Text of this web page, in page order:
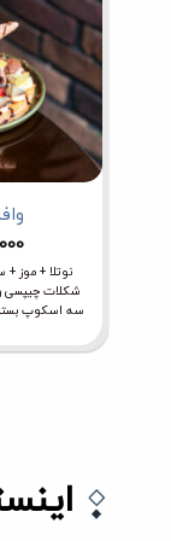
نوتلا +
شکلات چیپسی
سه اسکوپ